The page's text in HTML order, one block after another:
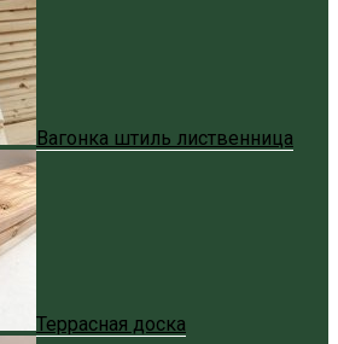
Вагонка штиль лиственница
Террасная доска